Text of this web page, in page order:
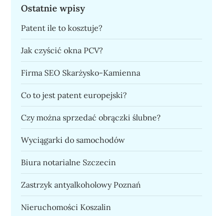
Ostatnie wpisy
Patent ile to kosztuje?
Jak czyścić okna PCV?
Firma SEO Skarżysko-Kamienna
Co to jest patent europejski?
Czy można sprzedać obrączki ślubne?
Wyciągarki do samochodów
Biura notarialne Szczecin
Zastrzyk antyalkoholowy Poznań
Nieruchomości Koszalin